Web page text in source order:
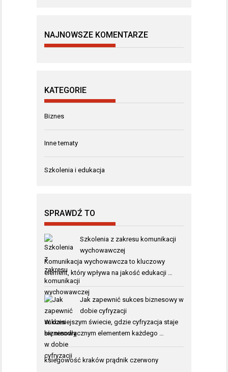
NAJNOWSZE KOMENTARZE
KATEGORIE
Biznes
Inne tematy
Szkolenia i edukacja
SPRAWDŹ TO
Szkolenia z zakresu komunikacji
wychowawczej
Komunikacja wychowawcza to kluczowy
element, który wpływa na jakość edukacji …
Jak zapewnić sukces biznesowy w
dobie cyfryzacji
W dzisiejszym świecie, gdzie cyfryzacja staje
się nieodłącznym elementem każdego …
ksiegowość kraków prądnik czerwony